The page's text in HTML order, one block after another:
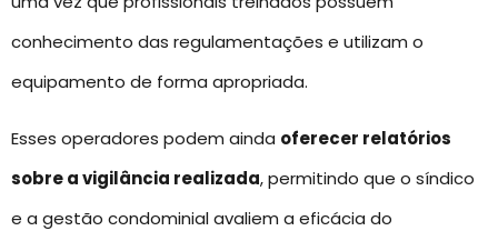
conhecimento das regulamentações e utilizam o
equipamento de forma apropriada.
Esses operadores podem ainda oferecer relatórios
sobre a vigilância realizada, permitindo que o síndico
e a gestão condominial avaliem a eficácia do